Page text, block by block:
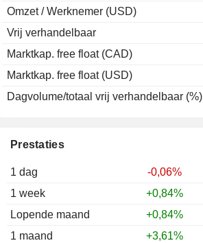
Prestaties
1 dag
-0,06%
1 week
+0,84%
Lopende maand
+0,84%
1 maand
+3,61%
Omzet / Werknemer (USD)
Vrij verhandelbaar
Marktkap. free float (CAD)
Marktkap. free float (USD)
Dagvolume/totaal vrij verhandelbaar (%)